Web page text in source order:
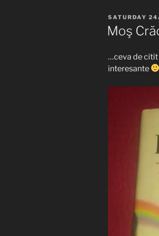
POSTED
ON
SATURDAY
Moş
…ceva de citit
interesante